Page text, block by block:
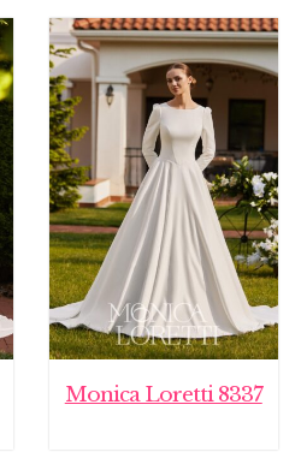
Monica Loretti 8337